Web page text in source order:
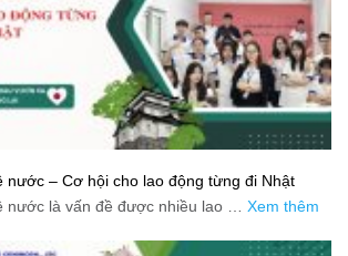
nước – Cơ hội cho lao động từng đi Nhật
nước là vấn đề được nhiều lao … Xem thêm